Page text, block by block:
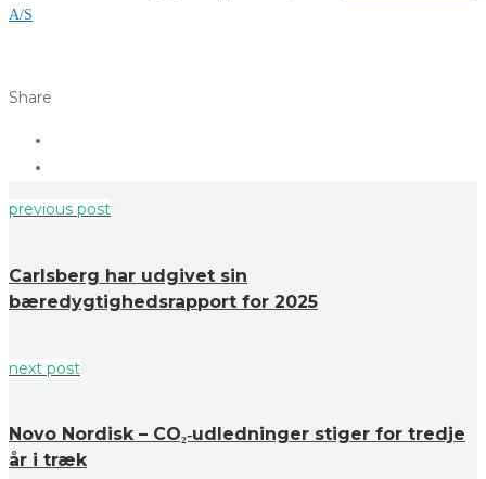
A/S
Share
previous post
Carlsberg har udgivet sin
bæredygtighedsrapport for 2025
next post
Novo Nordisk – CO₂‑udledninger stiger for tredje
år i træk